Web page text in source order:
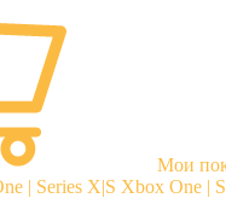
Мои
| Series X|S Xbox One |